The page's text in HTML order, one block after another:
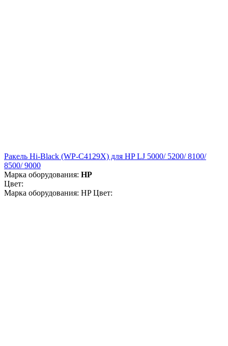
Ракель Hi-Black (WP-C4129X) для HP LJ 5000/ 5200/ 8100/
8500/ 9000
Марка оборудования: HP
Цвет:
Марка оборудования: HP Цвет: